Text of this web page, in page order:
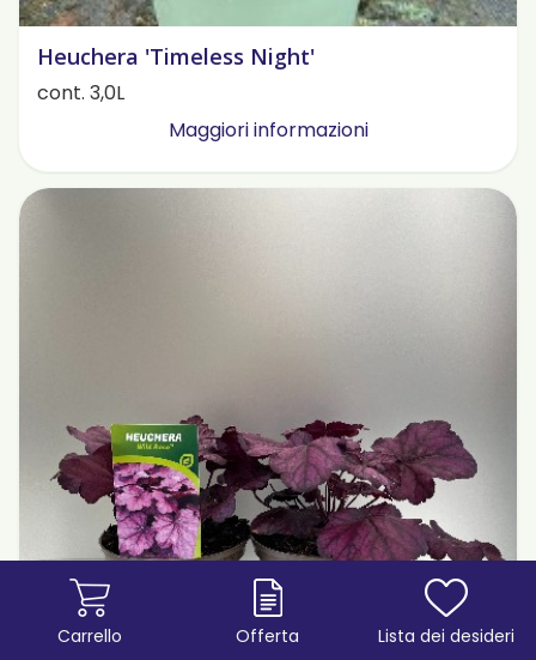
Heuchera 'Timeless Night'
cont. 3,0L
Maggiori informazioni
Carrello Offerta Lista dei desideri